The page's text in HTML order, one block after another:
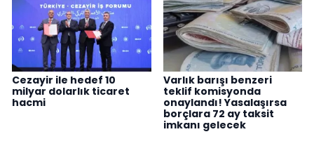
Cezayir ile hedef 10
milyar dolarlık ticaret
hacmi
Varlık barışı benzeri
teklif komisyonda
onaylandı! Yasalaşırsa
borçlara 72 ay taksit
imkanı gelecek